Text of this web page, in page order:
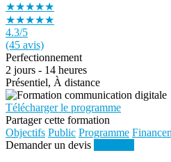
★★★★★
★★★★★
4.3/5
(45 avis)
Perfectionnement
2 jours - 14 heures
Présentiel, À distance
Télécharger le programme
Partager cette formation
Objectifs Public Programme
Demander un devis